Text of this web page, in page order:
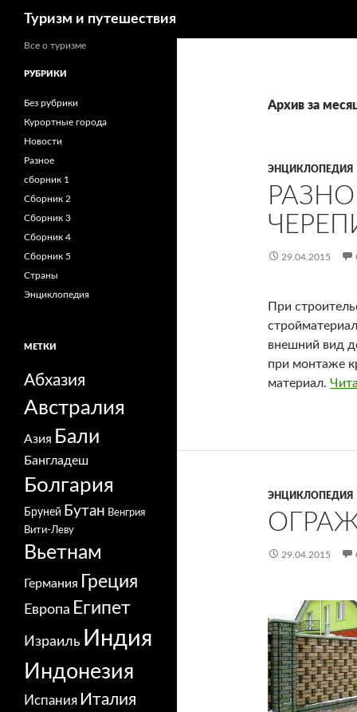
Туризм и путешествия
Архив за
ЭНЦИКЛОПЕДИЯ
29.04.2015
При
внешний вид
при монтаже
материал.
ЭНЦИКЛОПЕДИЯ
29.04.2015
Все о туризме
РУБРИКИ
Без рубрики
Курортные города
Новости
Разное
сборник 1
Сборник 2
Сборник 3
Сборник 4
Сборник 5
Страны
Энциклопедия
МЕТКИ
Абхазия
Австралия
Азия Бали
Бангладеш
Болгария
Бруней Бутан Венгрия
Вити-Леву
Вьетнам
Германия Греция
Европа Египет
Израиль Индия
Индонезия
Испания Италия